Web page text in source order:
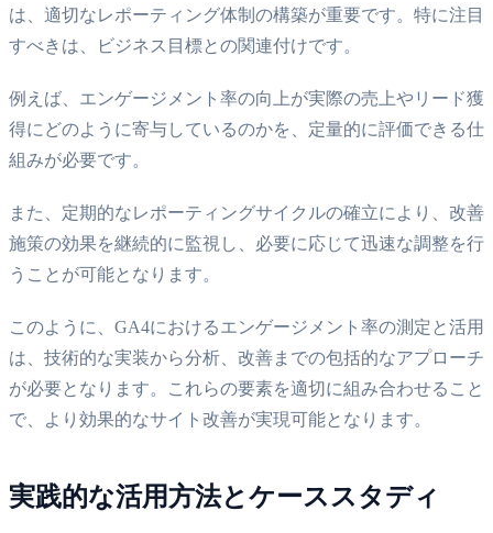
は、適切なレポーティング体制の構築が重要です。特に注目
すべきは、ビジネス目標との関連付けです。
例えば、エンゲージメント率の向上が実際の売上やリード獲
得にどのように寄与しているのかを、定量的に評価できる仕
組みが必要です。
また、定期的なレポーティングサイクルの確立により、改善
施策の効果を継続的に監視し、必要に応じて迅速な調整を行
うことが可能となります。
このように、GA4におけるエンゲージメント率の測定と活用
は、技術的な実装から分析、改善までの包括的なアプローチ
が必要となります。これらの要素を適切に組み合わせること
で、より効果的なサイト改善が実現可能となります。
実践的な活用方法とケーススタディ